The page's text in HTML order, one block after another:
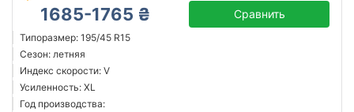
1685-1765 ₴ Сравнить
Типоразмер: 195/45 R15
Сезон: летняя
Индекс скорости: V
Усиленность: XL
Год производства:
Тип транспортного средства
Усиленная шина